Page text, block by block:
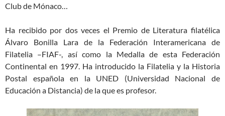
Club de Mónaco…
Ha recibido por dos veces el Premio de Literatura filatélica
Álvaro Bonilla Lara de la Federación Interamericana de
Filatelia –FIAF-, así como la Medalla de esta Federación
Continental en 1997. Ha introducido la Filatelia y la Historia
Postal española en la UNED (Universidad Nacional de
Educación a Distancia) de la que es profesor.